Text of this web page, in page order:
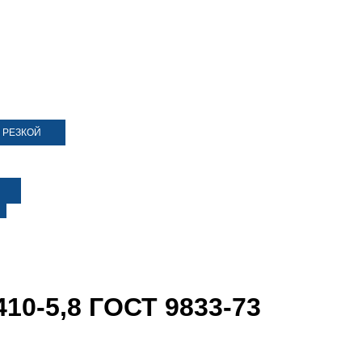
5,8 ГОСТ 9833-73